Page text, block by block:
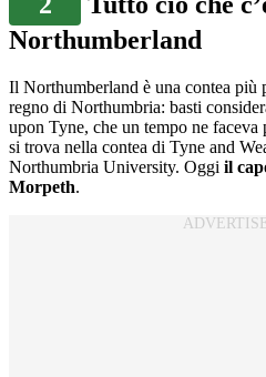
Northumberland
Il Northumberland è una contea più
regno di Northumbria: basti
upon Tyne, che un tempo ne faceva
si trova nella contea di Tyne and
Northumbria University. Oggi il
Morpeth.